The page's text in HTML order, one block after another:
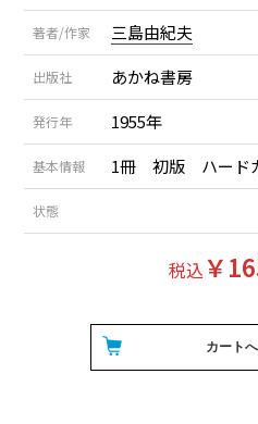
著者/作家 三島由紀夫
出版社 あかね書房
発行年 1955年
基本情報 1冊 初版 ハード
状態
税込￥